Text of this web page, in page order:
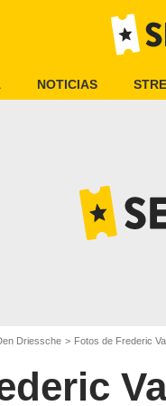
NOTICIAS
Driessche Fotos de Frederic